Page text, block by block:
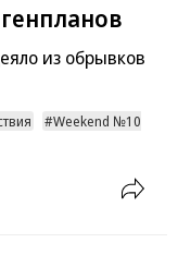
из обрывков
Weekend №10